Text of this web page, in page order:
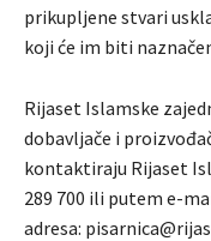
prikupljene stvari
koji će im biti
Rijaset Islamske
dobavljače i
kontaktiraju Rijaset
289 700 ili putem e-
adresa: